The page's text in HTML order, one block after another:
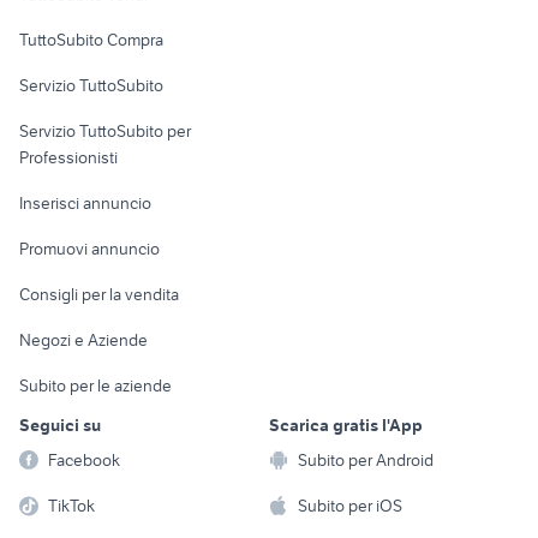
Informatica
Console e
Fotografia
Telefonia
Biciclette
TuttoSubito Compra
Servizio TuttoSubito
Servizio TuttoSubito per
Professionisti
Inserisci annuncio
Promuovi annuncio
Consigli per la vendita
Negozi e Aziende
Subito per le aziende
Seguici su
Facebook
TikTok
Scarica gratis l'App
Subito per Android
Subito per iOS